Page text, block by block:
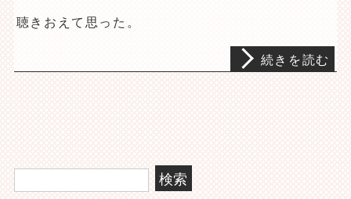
聴きおえて思った。
続きを読む
検
索: